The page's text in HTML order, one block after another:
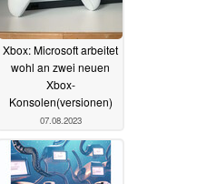
Xbox: Microsoft arbeitet
wohl an zwei neuen
Xbox-
Konsolen(versionen)
07.08.2023